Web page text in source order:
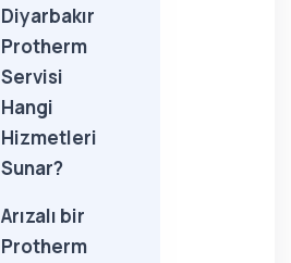
Diyarbakır
Protherm
Servisi
Hangi
Hizmetleri
Sunar?
Arızalı bir
Protherm